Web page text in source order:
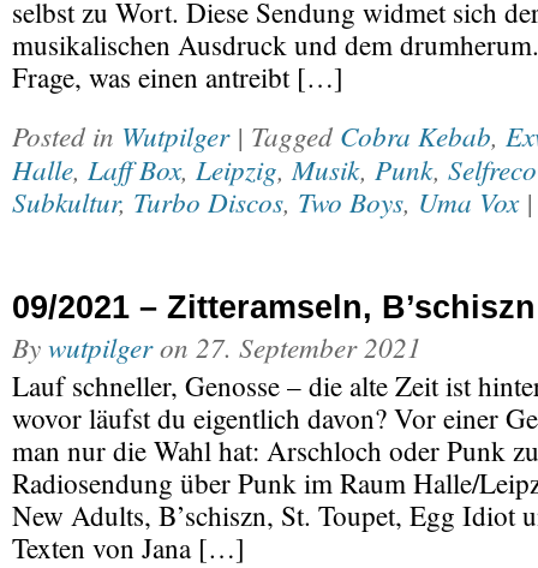
selbst zu Wort. Diese Sendung widmet sich
musikalischen Ausdruck und dem
Frage, was einen antreibt […]
Posted in Wutpilger | Tagged Cobra Kebab,
Halle, Laff Box, Leipzig, Musik, Punk,
Subkultur, Turbo Discos, Two Boys, Uma Vox
09/2021 – Zitteramseln,
Bywutpilgeron 27. September 2021
Lauf schneller, Genosse – die alte Zeit ist
wovor läufst du eigentlich davon? Vor einer
man nur die Wahl hat: Arschloch oder Punk
Radiosendung über Punk im Raum Halle/
New Adults, B’schiszn, St. Toupet, Egg Idiot
Texten von Jana […]